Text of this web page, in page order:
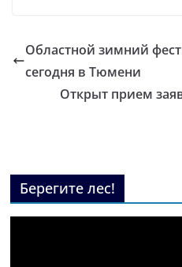
Областной зимний
сегодня в Тюмени
Открыт прием
Берегите лес!